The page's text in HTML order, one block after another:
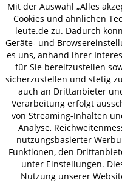
VERSAND
AGB
©
* Alle Preise inkl. gesetzl.
Mit der Auswahl „Alles
Cookies und ähnlichen
leute.de zu. Dadurch
Geräte- und
es uns, anhand ihrer
für Sie bereitzustellen
sicherzustellen und stetig
auch an Drittanbieter
Verarbeitung erfolgt
von Streaming-Inhalten
Analyse,
nutzungsbasierter
Funktionen, den
unter Einstellungen.
Nutzung unserer